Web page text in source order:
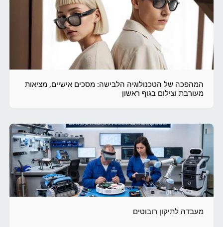
המהפכה של הטכנולוגיה הלבישה: מסכים אישיים, מציאות
מעורבת וצילום בגוף ראשון
מעבדה לתיקון רובוטים